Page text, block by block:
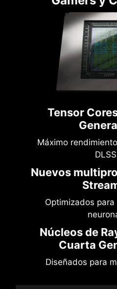
Tensor
Máximo
Nuevos
Optimizados
Núcleos de
Cuarta
Diseñados para